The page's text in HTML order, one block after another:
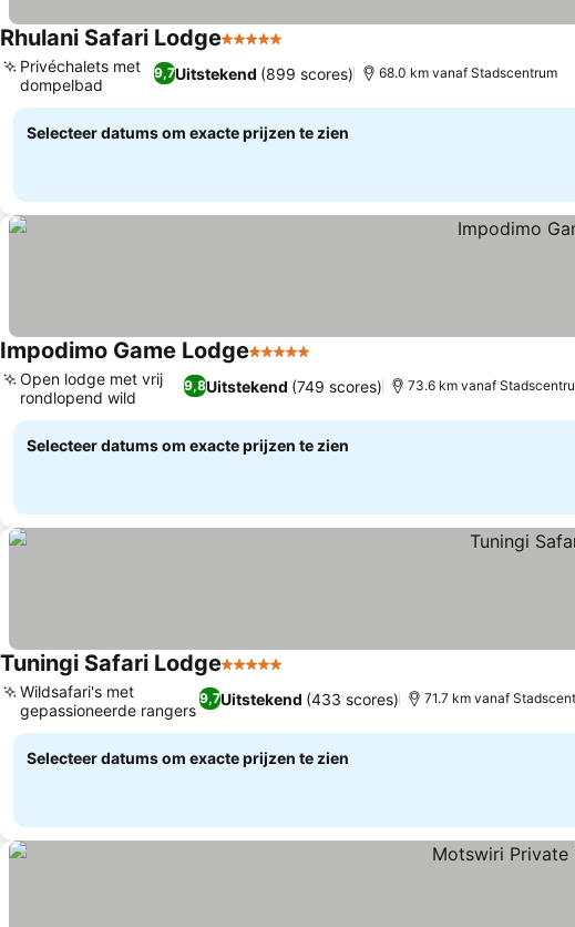
Rhulani Safari Lodge5 Sterren
9,7Uitstekend (899 scores)
Privéchalets met
dompelbad
68.0 km vanaf Stadscentrum
Selecteer datums om exacte prijzen te zien
Impodimo Game Lodge5 Sterren
9,8Uitstekend (749 scores)
Open lodge met vrij
rondlopend wild
73.6 km vanaf
Selecteer datums om exacte prijzen te zien
Tuningi Safari Lodge5 Sterren
9,7Uitstekend (433 scores)
Wildsafari's met
gepassioneerde rangers
71.7 km vanaf
Selecteer datums om exacte prijzen te zien